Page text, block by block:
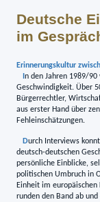
Deutsche
im
Erinnerungskultur
n den Jahren 1989/
Geschwindigkeit. Über
Bürgerrechtler,
aus erster Hand über
Fehleinschätzungen.
Durch Interviews
deutsch-deutschen
persönliche Einblicke,
politischen Umbruch in
Einheit im
runden den Band ab